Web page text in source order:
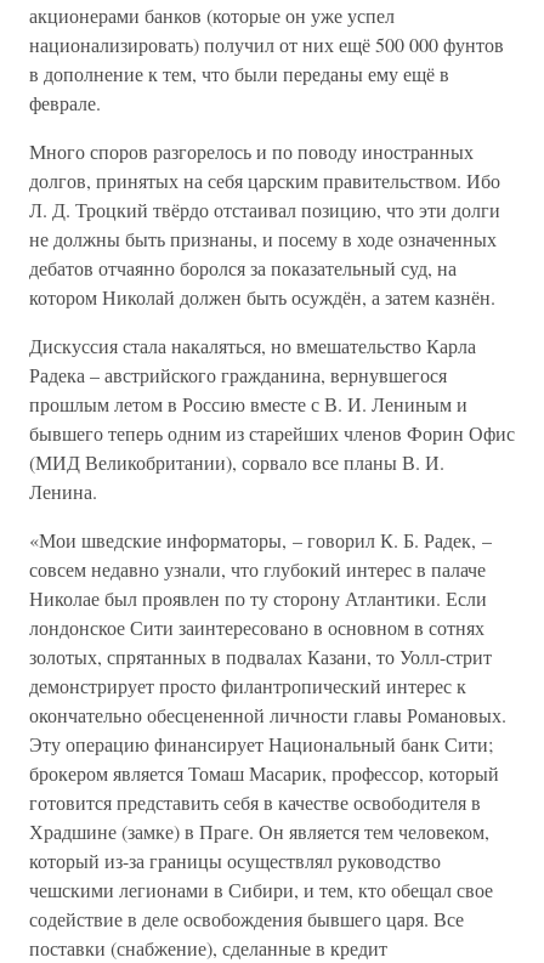
акционерами банков (которые он уже успел
национализировать) получил от них ещё 500 000 фунтов
в дополнение к тем, что были переданы ему ещё в
феврале.
Много споров разгорелось и по поводу иностранных
долгов, принятых на себя царским правительством. Ибо
Л. Д. Троцкий твёрдо отстаивал позицию, что эти долги
не должны быть признаны, и посему в ходе означенных
дебатов отчаянно боролся за показательный суд, на
котором Николай должен быть осуждён, а затем казнён.
Дискуссия стала накаляться, но вмешательство Карла
Радека – австрийского гражданина, вернувшегося
прошлым летом в Россию вместе с В. И. Лениным и
бывшего теперь одним из старейших членов Форин Офис
(МИД Великобритании), сорвало все планы В. И.
Ленина.
«Мои шведские информаторы, – говорил К. Б. Радек, –
совсем недавно узнали, что глубокий интерес в палаче
Николае был проявлен по ту сторону Атлантики. Если
лондонское Сити заинтересовано в основном в сотнях
золотых, спрятанных в подвалах Казани, то Уолл-стрит
демонстрирует просто филантропический интерес к
окончательно обесцененной личности главы Романовых.
Эту операцию финансирует Национальный банк Сити;
брокером является Томаш Масарик, профессор, который
готовится представить себя в качестве освободителя в
Храдшине (замке) в Праге. Он является тем человеком,
который из-за границы осуществлял руководство
чешскими легионами в Сибири, и тем, кто обещал свое
содействие в деле освобождения бывшего царя. Все
поставки (снабжение), сделанные в кредит